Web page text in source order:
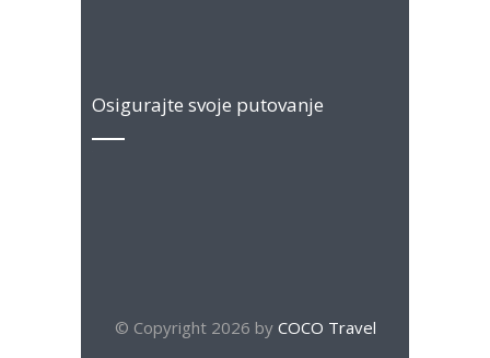
Osigurajte svoje putovanje
© Copyright 2026 by COCO Travel